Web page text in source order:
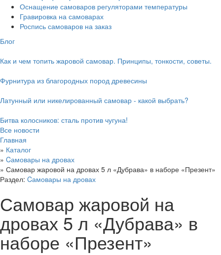
Оснащение самоваров регуляторами температуры
Гравировка на самоварах
Роспись самоваров на заказ
Блог
Как и чем топить жаровой самовар. Принципы, тонкости, советы.
Фурнитура из благородных пород древесины
Латунный или никелированный самовар - какой выбрать?
Битва колосников: сталь против чугуна!
Все новости
Главная
» Каталог
» Cамовары на дровах
» Самовар жаровой на дровах 5 л «Дубрава» в наборе «Презент»
Раздел: Cамовары на дровах
Самовар жаровой на
дровах 5 л «Дубрава» в
наборе «Презент»